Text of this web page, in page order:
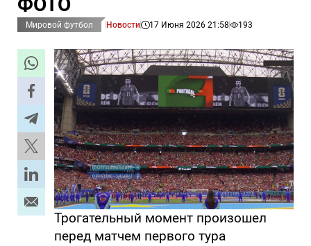
Мировой футбол Новости 17 Июня 2026 21:58 193
Трогательный момент произошел
перед матчем первого тура